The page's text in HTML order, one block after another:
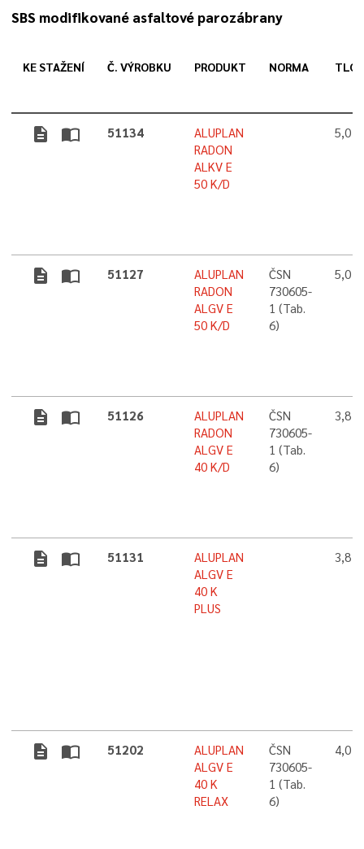
SBS modifikované asfaltové parozábrany
KE STAŽENÍ Č. VÝROBKU PRODUKT NORMA
description import_contacts 51134
ALUPLAN
RADON
ALKV E
50 K/D
5,0
description import_contacts 51127
ALUPLAN
RADON
ALGV E
50 K/D
ČSN
730605-
1 (Tab.
6)
5,0
description import_contacts 51126
ALUPLAN
RADON
ALGV E
40 K/D
ČSN
730605-
1 (Tab.
6)
3,8
description import_contacts 51131
ALUPLAN
ALGV E
40 K
PLUS
3,8
description import_contacts 51202
ALUPLAN
ALGV E
40 K
RELAX
ČSN
730605-
1 (Tab.
6)
4,0